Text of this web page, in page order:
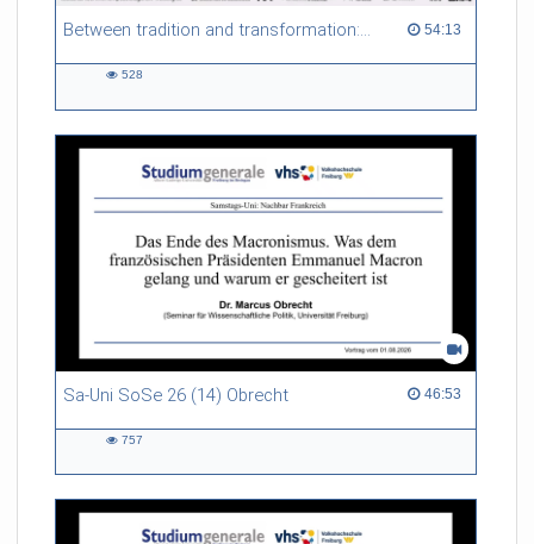
Between tradition and transformation: how owners, advisers and institutions co-create knowledge for resilient forests in Europe 54:13
54:13 duration
528
Sa-Uni SoSe 26 (14) Obrecht 46:53
46:53 duration
757